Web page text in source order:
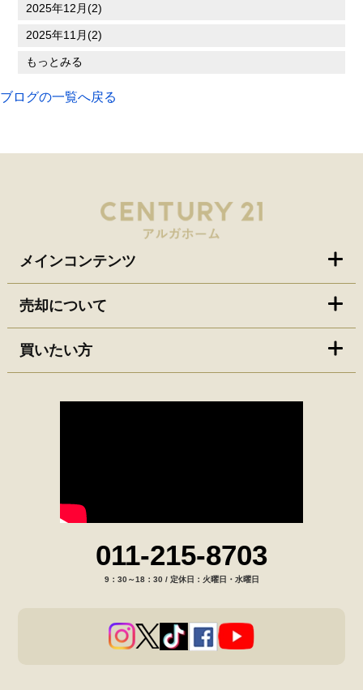
2025年12月(2)
2025年11月(2)
もっとみる
ブログの一覧へ戻る
メインコンテンツ
売却について
買いたい方
011-215-8703
9：30～18：30 / 定休日：火曜日・水曜日